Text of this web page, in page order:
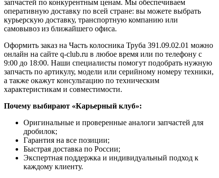
запчастей по конкурентным ценам. Мы обеспечиваем
оперативную доставку по всей стране: вы можете выбрать
курьерскую доставку, транспортную компанию или
самовывоз из ближайшего офиса.
Оформить заказ на Часть колосника Труба 391.09.02.01 можно
онлайн на сайте q-club.ru в любое время или по телефону с
9:00 до 18:00. Наши специалисты помогут подобрать нужную
запчасть по артикулу, модели или серийному номеру техники,
а также окажут консультацию по техническим
характеристикам и совместимости.
Почему выбирают «Карьерный клуб»:
Оригинальные и проверенные аналоги запчастей для
дробилок;
Гарантия на все позиции;
Быстрая доставка по России;
Экспертная поддержка и индивидуальный подход к
каждому клиенту.